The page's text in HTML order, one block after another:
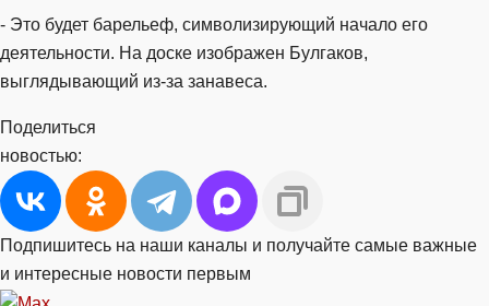
- Это будет барельеф, символизирующий начало его
деятельности. На доске изображен Булгаков,
выглядывающий из-за занавеса.
Поделиться
новостью:
Подпишитесь на наши каналы и получайте самые важные
и интересные новости первым